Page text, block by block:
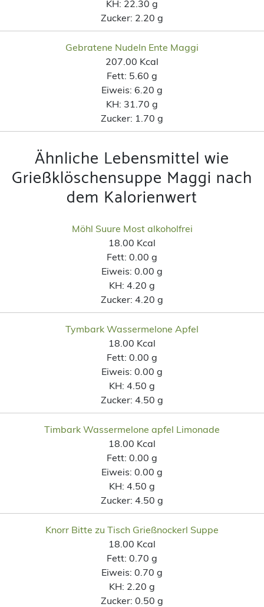
KH: 22.30 g
Zucker: 2.20 g
Gebratene Nudeln Ente Maggi
207.00 Kcal
Fett: 5.60 g
Eiweis: 6.20 g
KH: 31.70 g
Zucker: 1.70 g
Ähnliche Lebensmittel wie
Grießklöschensuppe Maggi nach
dem Kalorienwert
Möhl Suure Most alkoholfrei
18.00 Kcal
Fett: 0.00 g
Eiweis: 0.00 g
KH: 4.20 g
Zucker: 4.20 g
Tymbark Wassermelone Apfel
18.00 Kcal
Fett: 0.00 g
Eiweis: 0.00 g
KH: 4.50 g
Zucker: 4.50 g
Timbark Wassermelone apfel Limonade
18.00 Kcal
Fett: 0.00 g
Eiweis: 0.00 g
KH: 4.50 g
Zucker: 4.50 g
Knorr Bitte zu Tisch Grießnockerl Suppe
18.00 Kcal
Fett: 0.70 g
Eiweis: 0.70 g
KH: 2.20 g
Zucker: 0.50 g